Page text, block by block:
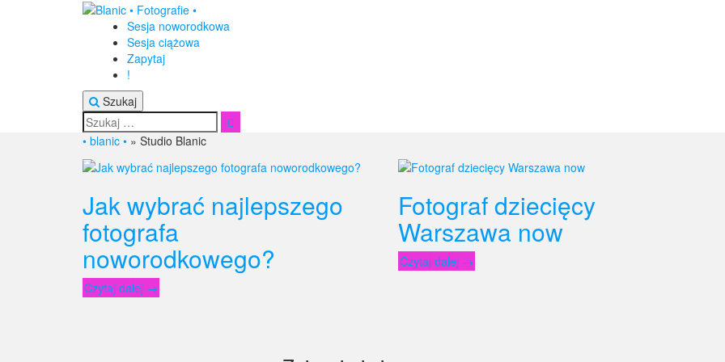
Sesja noworodkowa
Sesja ciążowa
Zapytaj
!
Szukaj
Search
for:
Szukaj
• blanic • » Studio Blanic
Jak wybrać najlepszego
fotografa
noworodkowego?
Czytaj dalej „Jak
wybrać
→
Fotograf dziecięcy
Warszawa now
Czytaj dalej „Fotograf
dziecięcy
→